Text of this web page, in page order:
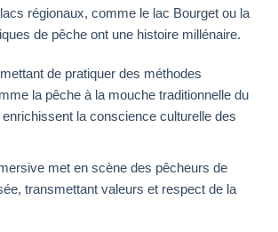
régionaux, comme le lac Bourget ou la
de pêche ont une histoire millénaire.
de pratiquer des méthodes
la pêche à la mouche traditionnelle du
la conscience culturelle des
met en scène des pêcheurs de
transmettant valeurs et respect de la